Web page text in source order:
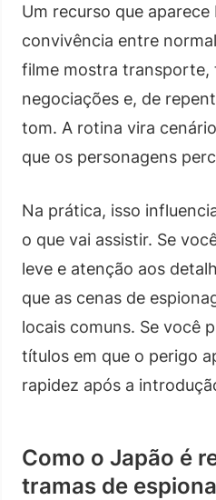
Um recurso que aparece
convivência entre
filme mostra transporte,
negociações e, de
tom. A rotina vira
que os personagens
Na prática, isso
o que vai assistir. Se
leve e atenção aos
que as cenas de
locais comuns. Se você
títulos em que o perigo
rapidez após a
Como o Japão é
tramas de